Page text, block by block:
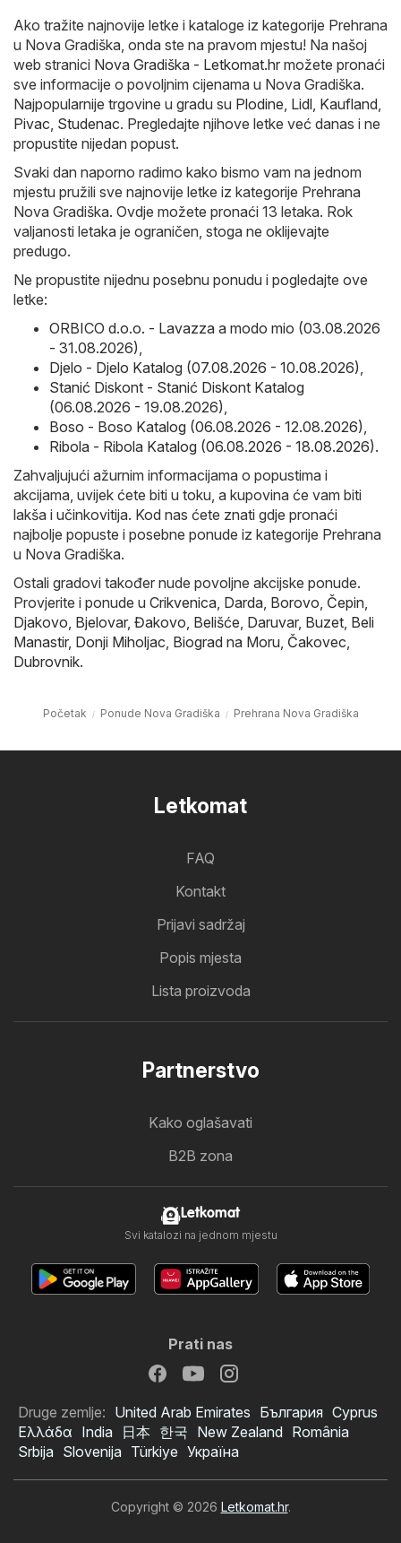
Ako tražite najnovije letke i kataloge iz kategorije Prehrana
u Nova Gradiška, onda ste na pravom mjestu! Na našoj
web stranici Nova Gradiška - Letkomat.hr možete pronaći
sve informacije o povoljnim cijenama u Nova Gradiška.
Najpopularnije trgovine u gradu su Plodine, Lidl, Kaufland,
Pivac, Studenac. Pregledajte njihove letke već danas i ne
propustite nijedan popust.
Svaki dan naporno radimo kako bismo vam na jednom
mjestu pružili sve najnovije letke iz kategorije Prehrana
Nova Gradiška. Ovdje možete pronaći 13 letaka. Rok
valjanosti letaka je ograničen, stoga ne oklijevajte
predugo.
Ne propustite nijednu posebnu ponudu i pogledajte ove
letke:
ORBICO d.o.o. - Lavazza a modo mio (03.08.2026
- 31.08.2026),
Djelo - Djelo Katalog (07.08.2026 - 10.08.2026),
Stanić Diskont - Stanić Diskont Katalog
(06.08.2026 - 19.08.2026),
Boso - Boso Katalog (06.08.2026 - 12.08.2026),
Ribola - Ribola Katalog (06.08.2026 - 18.08.2026).
Zahvaljujući ažurnim informacijama o popustima i
akcijama, uvijek ćete biti u toku, a kupovina će vam biti
lakša i učinkovitija. Kod nas ćete znati gdje pronaći
najbolje popuste i posebne ponude iz kategorije Prehrana
u Nova Gradiška.
Ostali gradovi također nude povoljne akcijske ponude.
Provjerite i ponude u Crikvenica, Darda, Borovo, Čepin,
Djakovo, Bjelovar, Đakovo, Belišće, Daruvar, Buzet, Beli
Manastir, Donji Miholjac, Biograd na Moru, Čakovec,
Dubrovnik.
Početak Ponude Nova Gradiška Prehrana Nova Gradiška
Letkomat
FAQ
Kontakt
Prijavi sadržaj
Popis mjesta
Lista proizvoda
Partnerstvo
Kako oglašavati
B2B zona
Letkomat
Svi katalozi na jednom mjestu
Prati nas
Druge zemlje: United Arab Emirates България Cyprus
Ελλάδα India 日本 한국 New Zealand România
Srbija Slovenija Türkiye Україна
Copyright © 2026 Letkomat.hr.